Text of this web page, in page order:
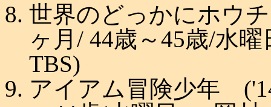
世界のどっかにホウ
ヶ月/ 44歳～45歳/水
TBS)
アイアム冒険少年